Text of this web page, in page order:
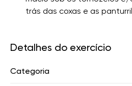
trás das coxas e as
Detalhes do exercício
Categoria